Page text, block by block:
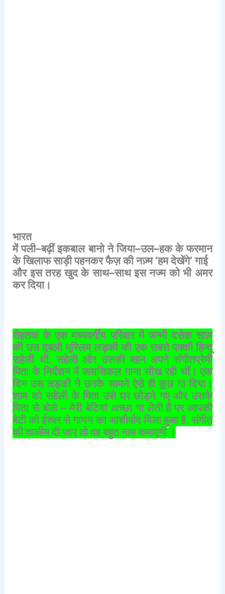
भारत
में पली–बढ़ीं इकबाल बानो ने जिया–उल–हक के फरमान
केखिलाफसाड़ीपहनकरफैज़कीनज़्म‘हमदेखेंगे’ गाई
और इस तरह खुद के साथ–साथ इस नज्म को भी अमर
करदिया।
रोहतक के एक मध्यवर्गीय परिवार में जन्मी दसेक साल
की उस दुबली मुस्लिम लड़की की एक सबसे पक्की हिन्दू
सहेली थी.सहेली और उसकी बहन अपने संगीतप्रेमी
पिता के निर्देशन में क्लासिकल गाना सीख रही थीं। एक
दिन उस लड़की ने उनके सामने ऐसे ही कुछ गा दिया।
शाम को सहेली के पिता उसे घर छोड़ने गए और उसके
पिता से बोले–मेरी बेटियां अच्छा गा लेती हैं पर आपकी
बेटी को ईश्वर से गायन का आशीर्वादमिलाहुआहै.संगीत
की तालीम दी जाए तो वह बहुत नाम कमाएगी ।